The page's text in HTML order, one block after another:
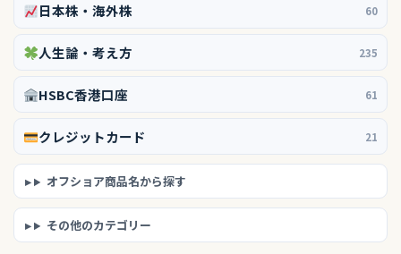
日本株・海外株 60
人生論・考え方 235
HSBC香港口座 61
クレジットカード 21
オフショア商品名から探す
その他のカテゴリー